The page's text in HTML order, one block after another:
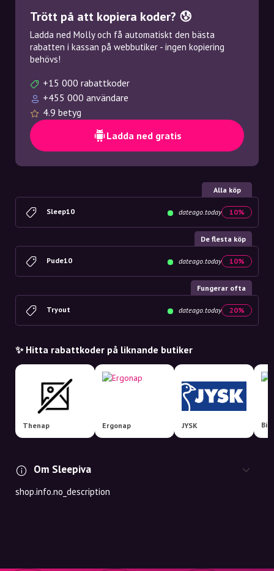
Trött på att kopiera koder? 😰
Ladda ned Molly och få automatiskt den bästa
rabatten i kassan på webbutiker - ingen kopiering
behövs!
+15 000 rabattkoder
+455 000 användare
4.9 betyg
Ladda ned gratis
Alla köp
Sleep10 dateago.today 10%
De flesta köp
Pude10 dateago.today 10%
Fungerar ofta
Tryout dateago.today 20%
✨ Hitta rabattkoder på liknande butiker
Thenap Ergonap JYSK
Om Sleepiva
shop.info.no_description